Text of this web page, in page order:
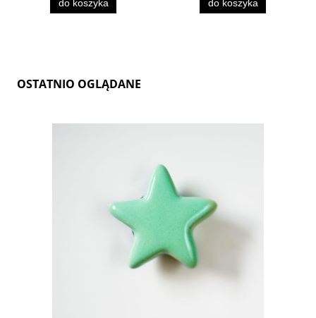
do koszyka do koszyka
OSTATNIO OGLĄDANE